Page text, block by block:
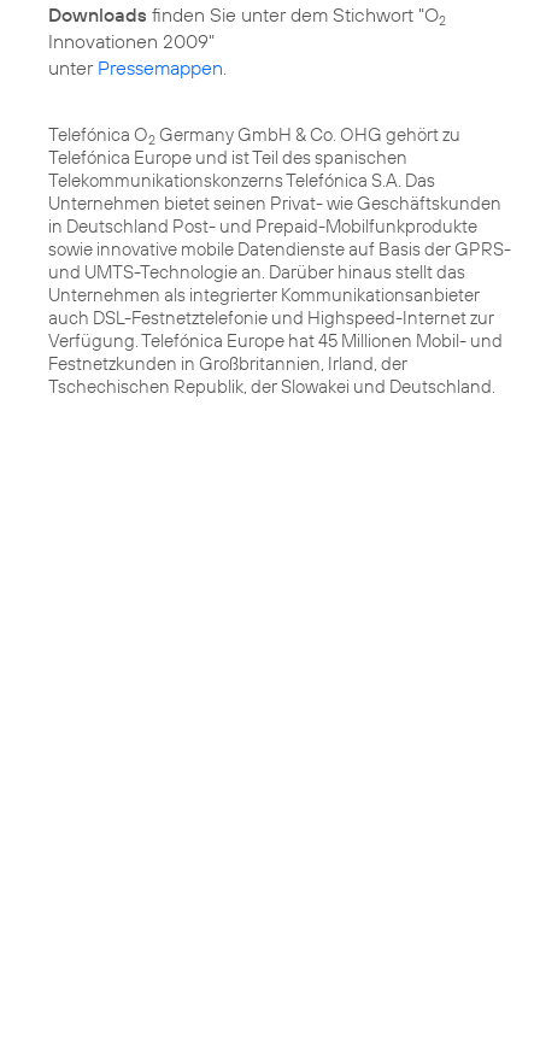
Downloads finden Sie unter dem Stichwort "O2
Innovationen 2009"
unter Pressemappen.
Telefónica O2 Germany GmbH & Co. OHG gehört zu
Telefónica Europe und ist Teil des spanischen
Telekommunikationskonzerns Telefónica S.A. Das
Unternehmen bietet seinen Privat- wie Geschäftskunden
in Deutschland Post- und Prepaid-Mobilfunkprodukte
sowie innovative mobile Datendienste auf Basis der GPRS-
und UMTS-Technologie an. Darüber hinaus stellt das
Unternehmen als integrierter Kommunikationsanbieter
auch DSL-Festnetztelefonie und Highspeed-Internet zur
Verfügung. Telefónica Europe hat 45 Millionen Mobil- und
Festnetzkunden in Großbritannien, Irland, der
Tschechischen Republik, der Slowakei und Deutschland.